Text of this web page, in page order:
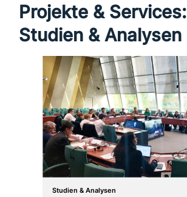
Projekte & Services:
Studien & Analysen
Studien & Analysen